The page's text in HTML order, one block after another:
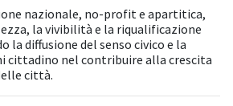
nazionale, no-profit e apartitica,
la vivibilità e la riqualificazione
la diffusione del senso civico e la
cittadino nel contribuire alla crescita
città.